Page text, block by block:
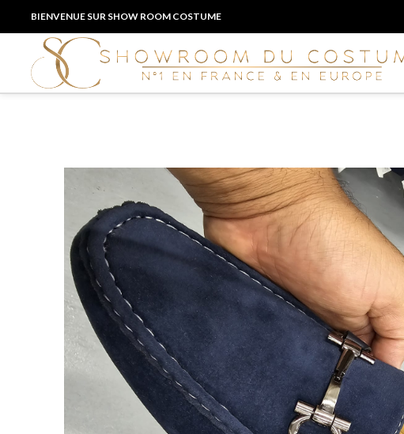
BIENVENUE SUR SHOW ROOM COSTUME